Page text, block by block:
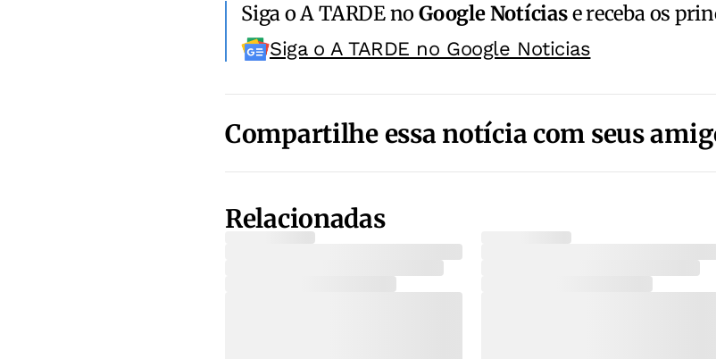
Siga o A TARDE noGoogle Notíciase receba os
Siga o A TARDE no Google Noticias
Compartilhe essa notícia com seus
Relacionadas